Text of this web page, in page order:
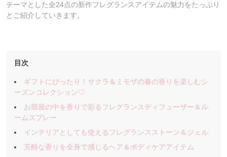
テーマとした全24点の新作フレグランスアイテムの魅力をたっぷり
とご紹介していきます。
目次
ギフトにぴったり！サクラ＆ミモザの春の香りを楽しむシ
ーズンコレクション♡
お部屋の中を香りで彩るフレグランスディフューザー＆ル
ームスプレー
インテリアとしても使えるフレグランスストーン＆ジェル
芳醇な香りを全身で感じるヘア＆ボディケアアイテム